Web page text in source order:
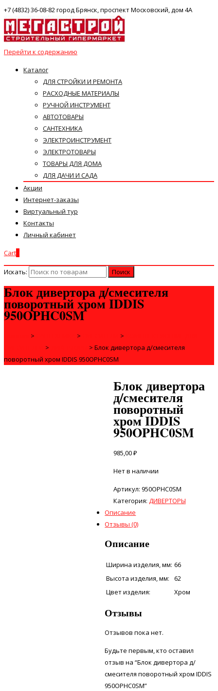
+7 (4832) 36-08-82 город Брянск, проспект Московский, дом 4А
Перейти к содержанию
Каталог
ДЛЯ СТРОЙКИ И РЕМОНТА
РАСХОДНЫЕ МАТЕРИАЛЫ
РУЧНОЙ ИНСТРУМЕНТ
АВТОТОВАРЫ
САНТЕХНИКА
ЭЛЕКТРОИНСТРУМЕНТ
ЭЛЕКТРОТОВАРЫ
ТОВАРЫ ДЛЯ ДОМА
ДЛЯ ДАЧИ И САДА
Акции
Интернет-заказы
Виртуальный тур
Контакты
Личный кабинет
Cart
Искать:
Блок дивертора д/смесителя
поворотный хром IDDIS
950OPHC0SM
> > >
> > Блок дивертора д/смесителя
поворотный хром IDDIS 950OPHC0SM
Блок дивертора
д/смесителя
поворотный
хром IDDIS
950OPHC0SM
985,00₽
Нет в наличии
Артикул: 950OPHC0SM
Категория: ДИВЕРТОРЫ
Описание
Отзывы (0)
Описание
Ширина изделия, мм: 66
Высота изделия, мм:
62
Цвет изделия:
Хром
Отзывы
Отзывов пока нет.
Будьте первым, кто оставил
отзыв на “Блок дивертора д/
смесителя поворотный хром IDDIS
950OPHC0SM”